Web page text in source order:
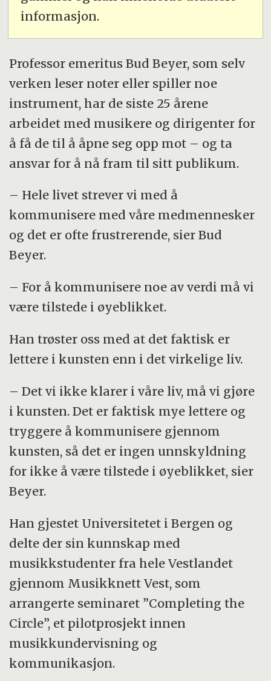
informasjon.
Professor emeritus Bud Beyer, som selv
verken leser noter eller spiller noe
instrument, har de siste 25 årene
arbeidet med musikere og dirigenter for
å få de til å åpne seg opp mot – og ta
ansvar for å nå fram til sitt publikum.
– Hele livet strever vi med å
kommunisere med våre medmennesker
og det er ofte frustrerende, sier Bud
Beyer.
– For å kommunisere noe av verdi må vi
være tilstede i øyeblikket.
Han trøster oss med at det faktisk er
lettere i kunsten enn i det virkelige liv.
– Det vi ikke klarer i våre liv, må vi gjøre
i kunsten. Det er faktisk mye lettere og
tryggere å kommunisere gjennom
kunsten, så det er ingen unnskyldning
for ikke å være tilstede i øyeblikket, sier
Beyer.
Han gjestet Universitetet i Bergen og
delte der sin kunnskap med
musikkstudenter fra hele Vestlandet
gjennom Musikknett Vest, som
arrangerte seminaret ”Completing the
Circle”, et pilotprosjekt innen
musikkundervisning og
kommunikasjon.